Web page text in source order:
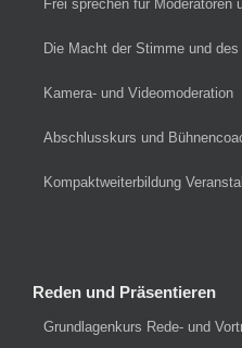
Frei sprechen für Moderatoren
Die Macht der Stimme und
Kamera- und Videomoderation
Abschlusskurs und
Kompaktweiterbildung
Reden und Präsentieren
Grundlagenkurs Rede- und